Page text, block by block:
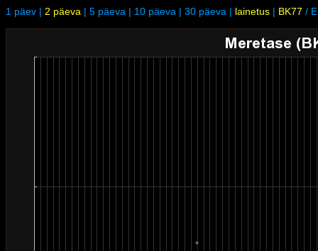
1 päev | 2 päeva | 5 päeva | 10 päeva | 30 päeva | lainetus | BK77 /